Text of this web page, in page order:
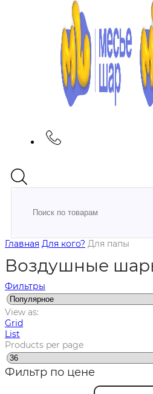
Главная Для кого? Для папы
Воздушные
Фильтры
View as:
Grid
List
Products per page
Фильтр по цене